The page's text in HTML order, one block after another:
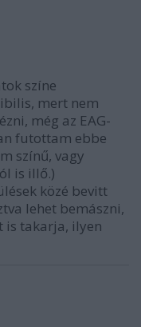
színe
mert nem
még az EAG-
futottam ebbe
színű, vagy
is illő.)
közé bevitt
lehet bemászni,
is takarja, ilyen